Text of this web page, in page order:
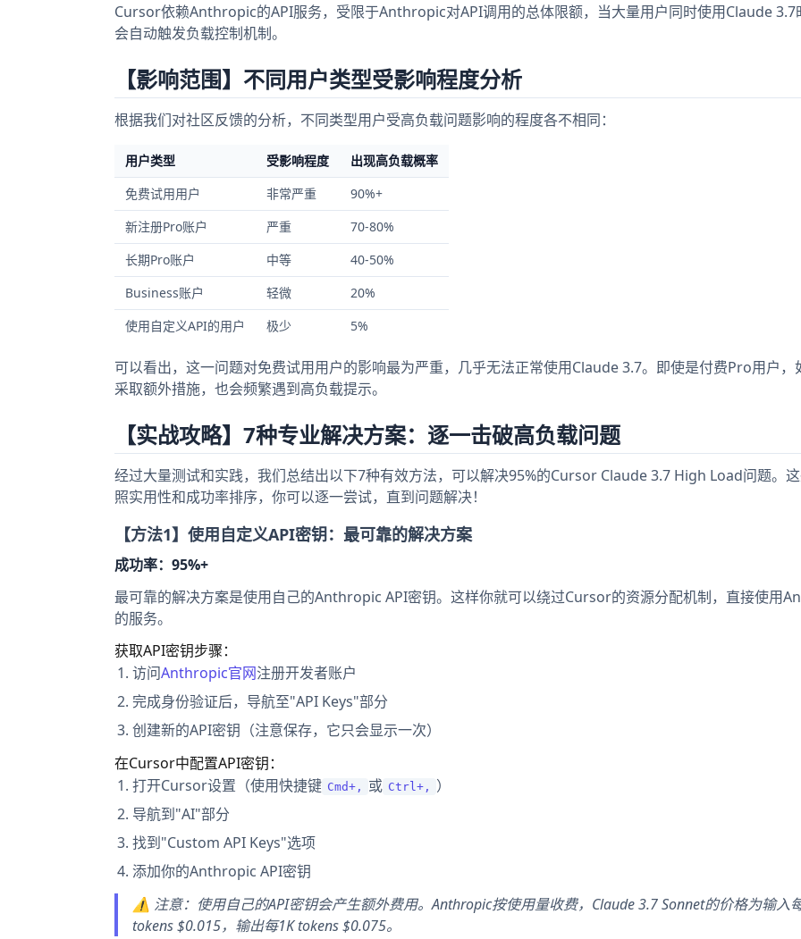
Cursor依赖Anthropic的API服务，受限于Anthropic对API调用的总体限额，当大量用户同时使用Claude 3.7
会自动触发负载控制机制。
【影响范围】不同用户类型受影响程度分析
根据我们对社区反馈的分析，不同类型用户受高负载问题影响的程度各不相同：
用户类型 受影响程度
出现高负载概率
免费试用用户
非常严重
90%+
新注册Pro账户
严重
70-80%
长期Pro账户
中等
40-50%
Business账户
轻微
20%
使用自定义API的用户
极少 5%
可以看出，这一问题对免费试用用户的影响最为严重，几乎无法正常使用Claude 3.7。即使是付费Pro用户，
采取额外措施，也会频繁遇到高负载提示。
【实战攻略】7种专业解决方案：逐一击破高负载问题
经过大量测试和实践，我们总结出以下7种有效方法，可以解决95%的Cursor Claude 3.7 High Load问题。
照实用性和成功率排序，你可以逐一尝试，直到问题解决！
【方法1】使用自定义API密钥：最可靠的解决方案
成功率：95%+
最可靠的解决方案是使用自己的Anthropic API密钥。这样你就可以绕过Cursor的资源分配机制，直接使用
的服务。
获取API密钥步骤：
访问Anthropic官网注册开发者账户
完成身份验证后，导航至"API Keys"部分
创建新的API密钥（注意保存，它只会显示一次）
在Cursor中配置API密钥：
打开Cursor设置（使用快捷键 Cmd+, 或 Ctrl+,
）
导航到"AI"部分
找到"Custom API Keys"选项
添加你的Anthropic API密钥
⚠️ 注意：使用自己的API密钥会产生额外费用。Anthropic按使用量收费，Claude 3.7 Sonnet的价格为输入
tokens $0.015，输出每1K tokens $0.075。